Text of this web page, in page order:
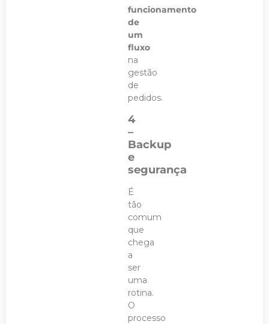
funcionamento
de
um
fluxo
na
gestão
de
pedidos.
4
–
Backup
e
segurança
É
tão
comum
que
chega
a
ser
uma
rotina.
O
processo